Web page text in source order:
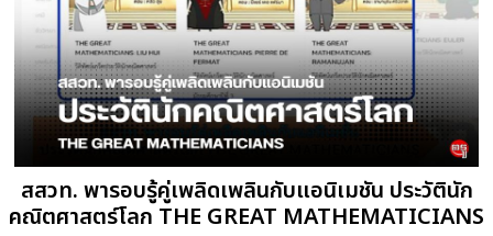
สสวท. พารอบรู้คู่เพลิดเพลินกับแอนิเมชัน ประวัตินัก
คณิตศาสตร์โลก THE GREAT MATHEMATICIANS